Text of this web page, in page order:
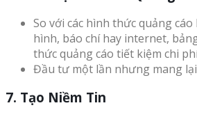
So với các hình thức quảng
hình, báo chí hay internet,
thức quảng cáo tiết kiệm chi
Đầu tư một lần nhưng mang
7. Tạo Niềm Tin